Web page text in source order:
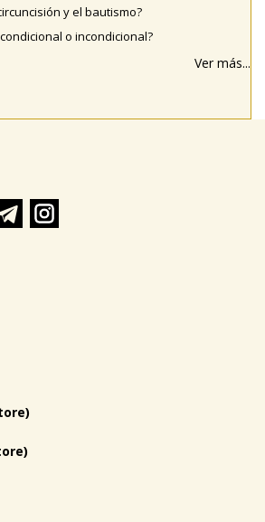
y el bautismo?
o incondicional?
Ver más...